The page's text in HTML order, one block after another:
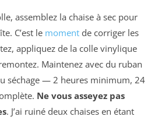
assemblez la chaise à sec pour
C’est le moment de corriger les
appliquez de la colle vinylique
Maintenez avec du ruban
séchage — 2 heures minimum, 24
Ne vous asseyez pas
. J’ai ruiné deux chaises en étant